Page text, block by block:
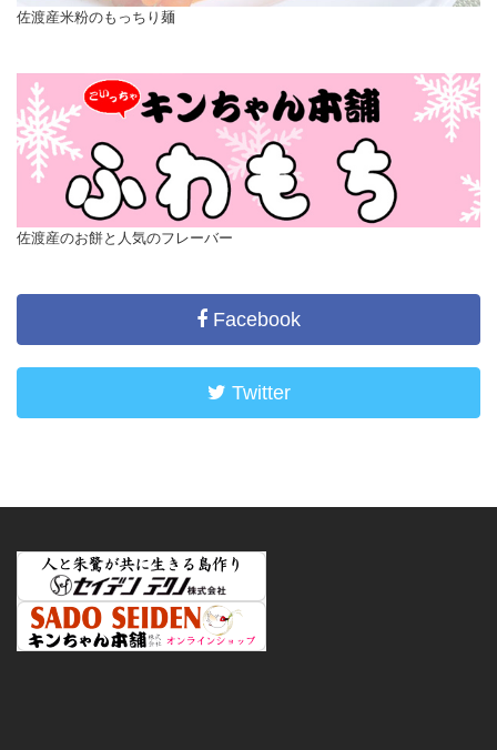
佐渡産米粉のもっちり麺
佐渡産のお餅と人気のフレーバー
Facebook
Twitter